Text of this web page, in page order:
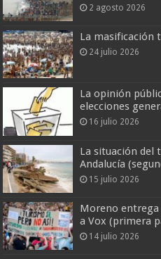
2 agosto 2026
La masificación
24 julio 2026
La opinión
elecciones
16 julio 2026
La situación del
Andalucía
15 julio 2026
Moreno entrega
a Vox (primera
14 julio 2026